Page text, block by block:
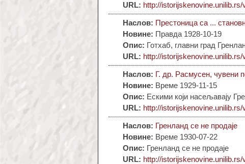
URL: http://istorijskenovine.unilib.rs/
Наслов: Престоница са ...
Новине: Правда 1928-10-19
Опис: Готхаб, главни град
URL: http://istorijskenovine.unilib.rs/
Наслов: Г. др. Расмусен, чувени
Новине: Време 1929-11-15
Опис: Ескими који насељавају
URL: http://istorijskenovine.unilib.rs/
Наслов: Гренланд се не продаје
Новине: Време 1930-07-22
Опис: Гренланд се не продаје
URL: http://istorijskenovine.unilib.rs/